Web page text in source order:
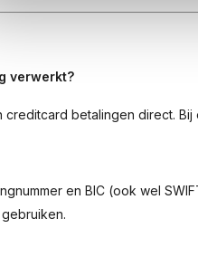
verwerkt?
creditcard betalingen direct.
en BIC (ook wel